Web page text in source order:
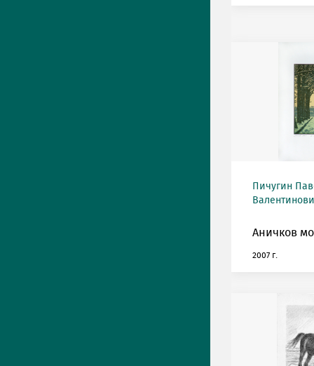
Пичугин
Аничков
2007 г.